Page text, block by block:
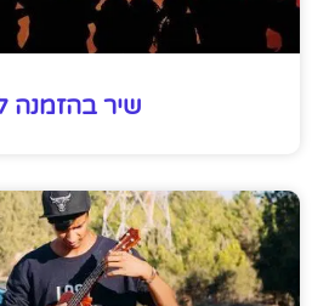
שיר בהזמנה